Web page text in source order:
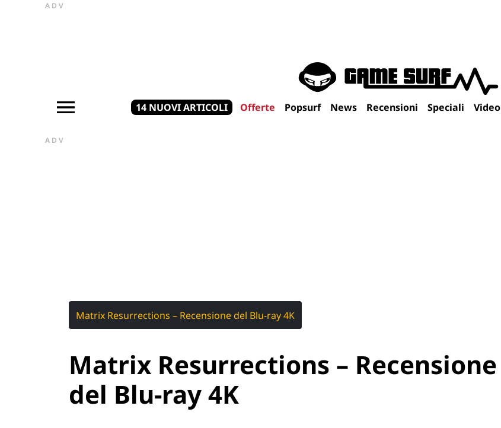
ADV
14 NUOVI ARTICOLI Offerte Popsurf News Recensioni Speciali Video
ADV
Matrix Resurrections – Recensione del Blu-ray 4K
Matrix Resurrections – Recensione
del Blu-ray 4K